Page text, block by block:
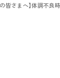
の皆さまへ】体調不良